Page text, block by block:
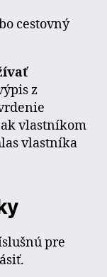
cestovný
z
vlastníkom
vlastníka
pre